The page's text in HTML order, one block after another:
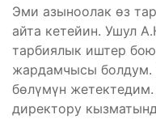
Эми азыноолак өз
айта кетейин. Ушул
тарбиялык иштер
жардамчысы
бөлүмүн
директору